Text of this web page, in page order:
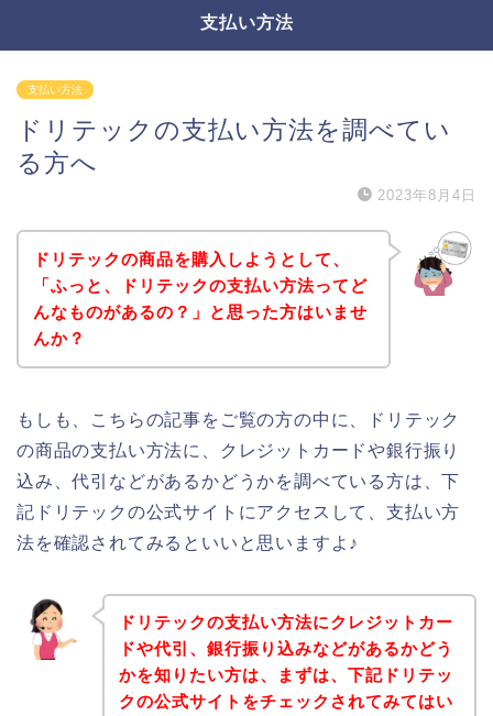
支払い方法
支払い方法
ドリテックの支払い方法を調べてい
る方へ
2023年8月4日
ドリテックの商品を購入しようとして、
「ふっと、ドリテックの支払い方法ってど
んなものがあるの？」と思った方はいませ
んか？
もしも、こちらの記事をご覧の方の中に、ドリテック
の商品の支払い方法に、クレジットカードや銀行振り
込み、代引などがあるかどうかを調べている方は、下
記ドリテックの公式サイトにアクセスして、支払い方
法を確認されてみるといいと思いますよ♪
ドリテックの支払い方法にクレジットカー
ドや代引、銀行振り込みなどがあるかどう
かを知りたい方は、まずは、下記ドリテッ
クの公式サイトをチェックされてみてはい